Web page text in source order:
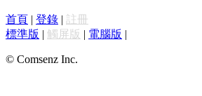
首頁 | 登錄 | 註冊
標準版 | 觸屏版 | 電腦版 |
© Comsenz Inc.